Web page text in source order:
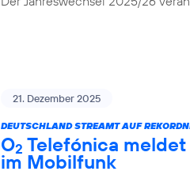
21. Dezember 2025
DEUTSCHLAND STREAMT AUF
O2 Telefónica
im Mobilfunk